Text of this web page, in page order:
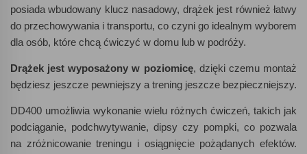
posiada wbudowany klucz nasadowy, drążek jest również łatwy
do przechowywania i transportu, co czyni go idealnym wyborem
dla osób, które chcą ćwiczyć w domu lub w podróży.
Drążek jest wyposażony w poziomicę, dzięki czemu montaż
będziesz jeszcze pewniejszy a trening jeszcze bezpieczniejszy.
DD400 umożliwia wykonanie wielu różnych ćwiczeń, takich jak
podciąganie, podchwytywanie, dipsy czy pompki, co pozwala
na zróżnicowanie treningu i osiągnięcie pożądanych efektów.